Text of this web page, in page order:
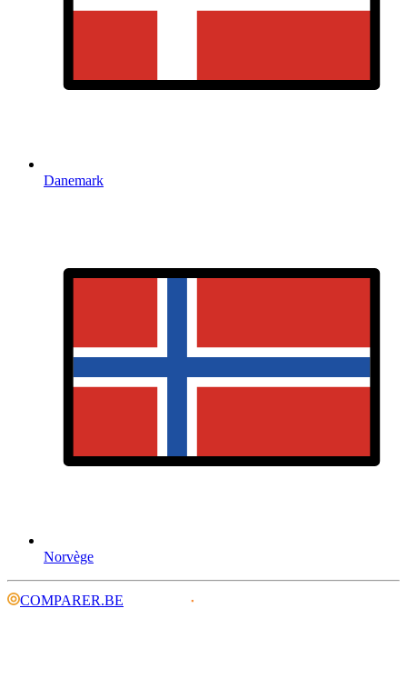
Danemark
Norvège
COMPARER.BE